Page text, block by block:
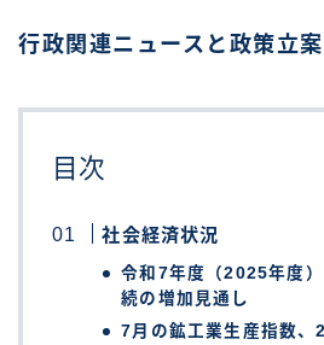
行政関連ニュースと政策立
目次
社会経済状況
令和7年度（2025年度
続の増加見通し
7月の鉱工業生産指数、